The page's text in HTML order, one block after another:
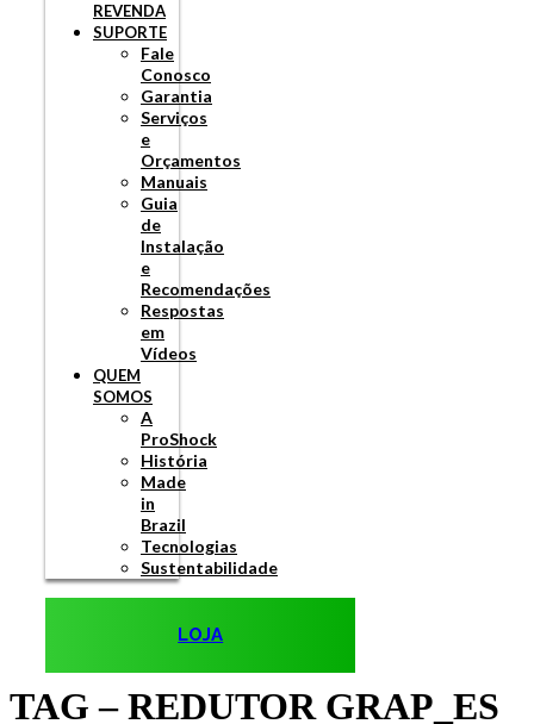
REVENDA
SUPORTE
Fale
Conosco
Garantia
Serviços
e
Orçamentos
Manuais
Guia
de
Instalação
e
Recomendações
Respostas
em
Vídeos
QUEM
SOMOS
A
ProShock
História
Made
in
Brazil
Tecnologias
Sustentabilidade
LOJA
TAG – REDUTOR GRAP_ES